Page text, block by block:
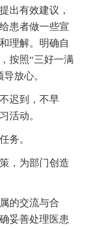
出有效建议，
患者做一些宣
理解。明确自
按照“三好一满
放心。
迟到，不早
活动。
务。
，为部门创造
的交流与合
妥善处理医患